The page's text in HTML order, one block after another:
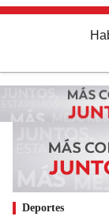
Deportes